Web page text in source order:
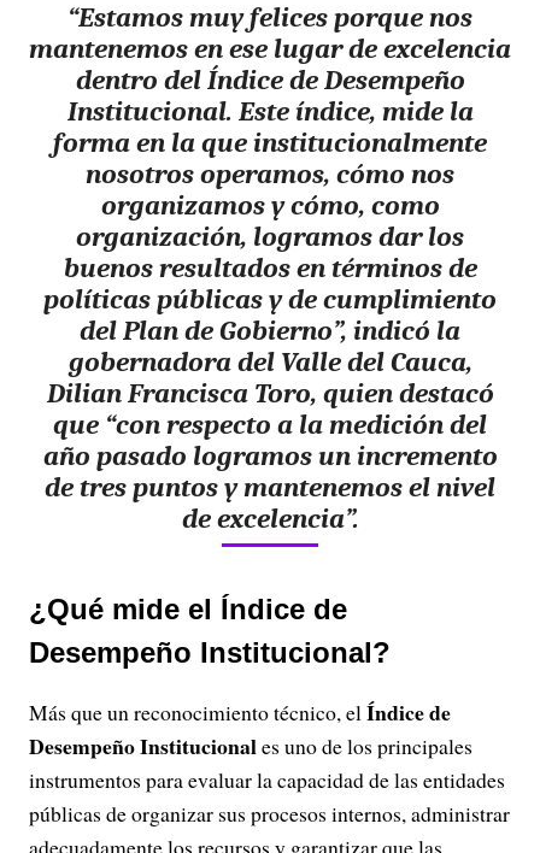
“Estamos muy felices porque nos
mantenemos en ese lugar de excelencia
dentro del Índice de Desempeño
Institucional. Este índice, mide la
forma en la que institucionalmente
nosotros operamos, cómo nos
organizamos y cómo, como
organización, logramos dar los
buenos resultados en términos de
políticas públicas y de cumplimiento
del Plan de Gobierno”, indicó la
gobernadora del Valle del Cauca,
Dilian Francisca Toro, quien destacó
que “con respecto a la medición del
año pasado logramos un incremento
de tres puntos y mantenemos el nivel
de excelencia”.
¿Qué mide el Índice de
Desempeño Institucional?
Más que un reconocimiento técnico, elÍndice de
Desempeño Institucionales uno de los principales
instrumentos para evaluar la capacidad de las entidades
públicas de organizar sus procesos internos, administrar
adecuadamente los recursos y garantizar que las